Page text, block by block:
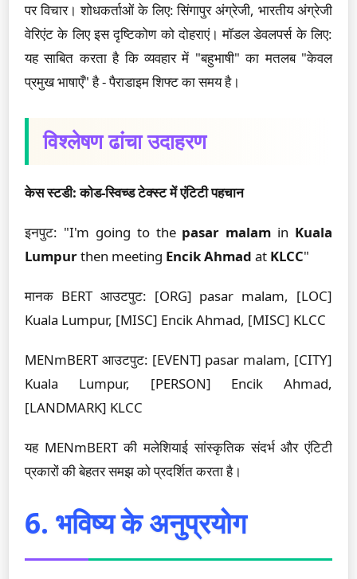
पर विचार। शोधकर्ताओं के लिए: सिंगापुर अंग्रेजी, भारतीय अंग्रेजी
वेरिएंट के लिए इस दृष्टिकोण को दोहराएं। मॉडल डेवलपर्स के लिए:
यह साबित करता है कि व्यवहार में "बहुभाषी" का मतलब "केवल
प्रमुख भाषाएँ" है - पैराडाइम शिफ्ट का समय है।
विश्लेषण ढांचा उदाहरण
केस स्टडी: कोड-स्विच्ड टेक्स्ट में एंटिटी पहचान
इनपुट: "I'm going to the pasar malam in Kuala
Lumpurthen meeting Encik Ahmad at KLCC"
मानक BERT आउटपुट: [ORG] pasar malam, [LOC]
Kuala Lumpur, [MISC] Encik Ahmad, [MISC] KLCC
MENmBERT आउटपुट: [EVENT] pasar malam, [CITY]
Kuala Lumpur, [PERSON] Encik Ahmad,
[LANDMARK] KLCC
यह MENmBERT की मलेशियाई सांस्कृतिक संदर्भ और एंटिटी
प्रकारों की बेहतर समझ को प्रदर्शित करता है।
6. भविष्य के अनुप्रयोग